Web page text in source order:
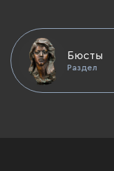
Бюсты
Раздел